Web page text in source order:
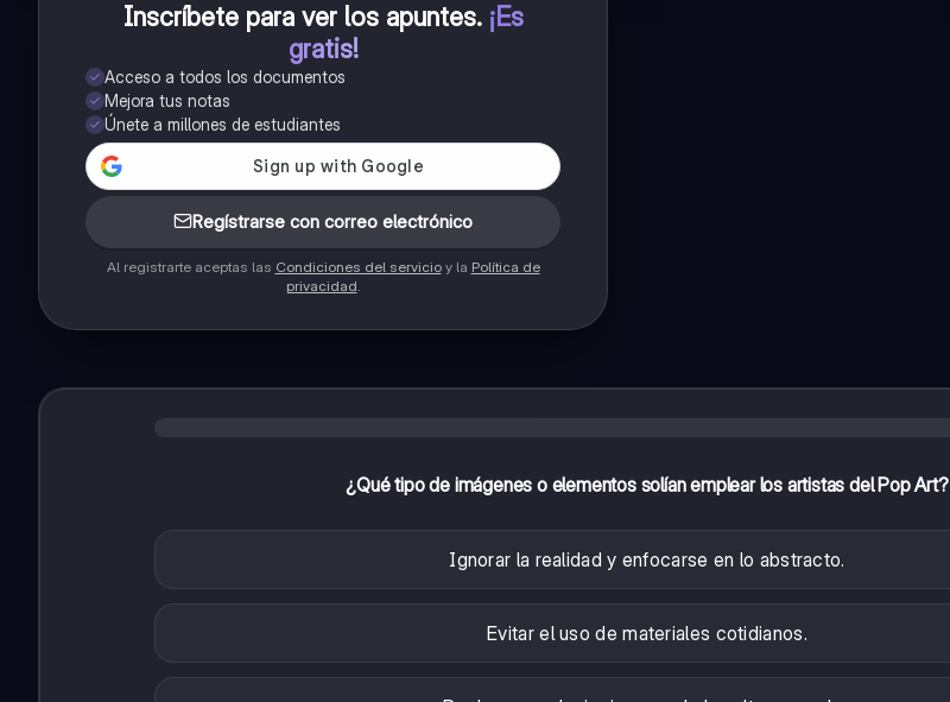
Inscríbete para ver los apuntes. ¡Es
gratis!
Acceso a todos los documentos
Mejora tus notas
Únete a millones de estudiantes
Regístrarse con correo electrónico
Al registrarte aceptas las Condiciones del servicioy la Política de
privacidad.
¿Qué tipo de imágenes o elementos solían emplear los artistas del Pop Art?
Ignorar la realidad y enfocarse en lo abstracto.
Evitar el uso de materiales cotidianos.